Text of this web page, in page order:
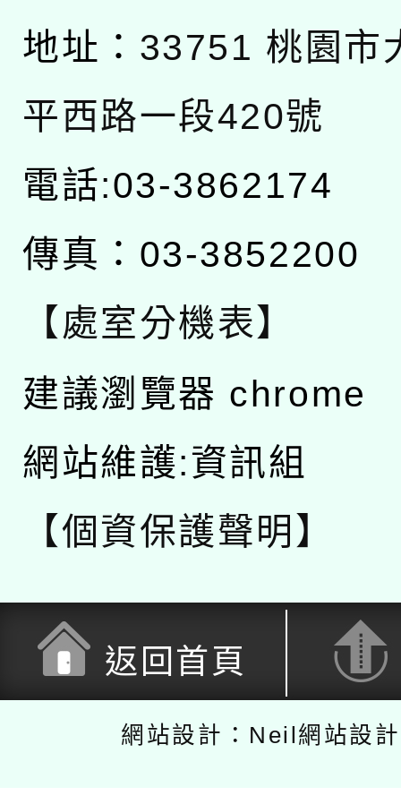
地址： 33751 桃園市
平西路一段420號
電話:03-3862174
傳真：03-3852200
【處室分機表】
建議瀏覽器 chrome
網站維護:資訊組
【個資保護聲明】
返回首頁
網站設計：Neil網站設